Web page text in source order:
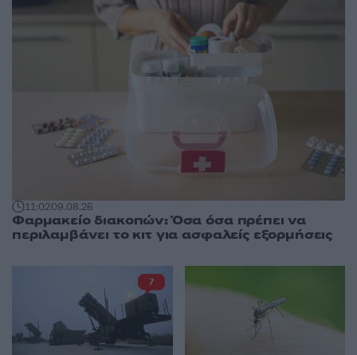
11:0209.08.26
Φαρμακείο διακοπών: Όσα όσα πρέπει να
περιλαμβάνει το κιτ για ασφαλείς εξορμήσεις
7